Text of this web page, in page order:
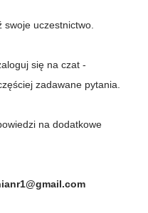
uczestnictwo.
się na czat -
zadawane pytania.
na dodatkowe